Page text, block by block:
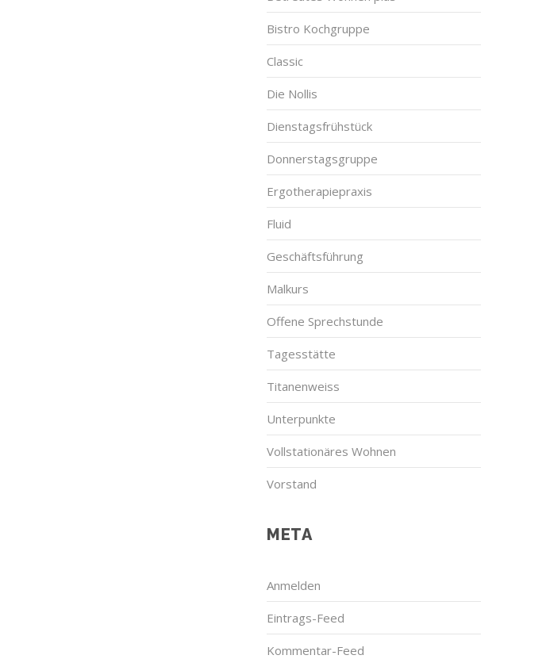
Bistro Kochgruppe
Classic
Die Nollis
Dienstagsfrühstück
Donnerstagsgruppe
Ergotherapiepraxis
Fluid
Geschäftsführung
Malkurs
Offene Sprechstunde
Tagesstätte
Titanenweiss
Unterpunkte
Vollstationäres Wohnen
Vorstand
META
Anmelden
Eintrags-Feed
Kommentar-Feed